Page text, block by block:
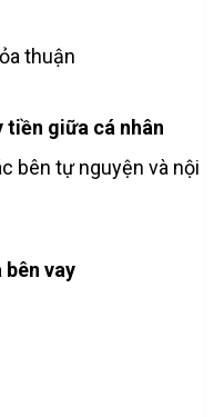
thuận
tiền giữa cá nhân
bên tự nguyện và nội
vay